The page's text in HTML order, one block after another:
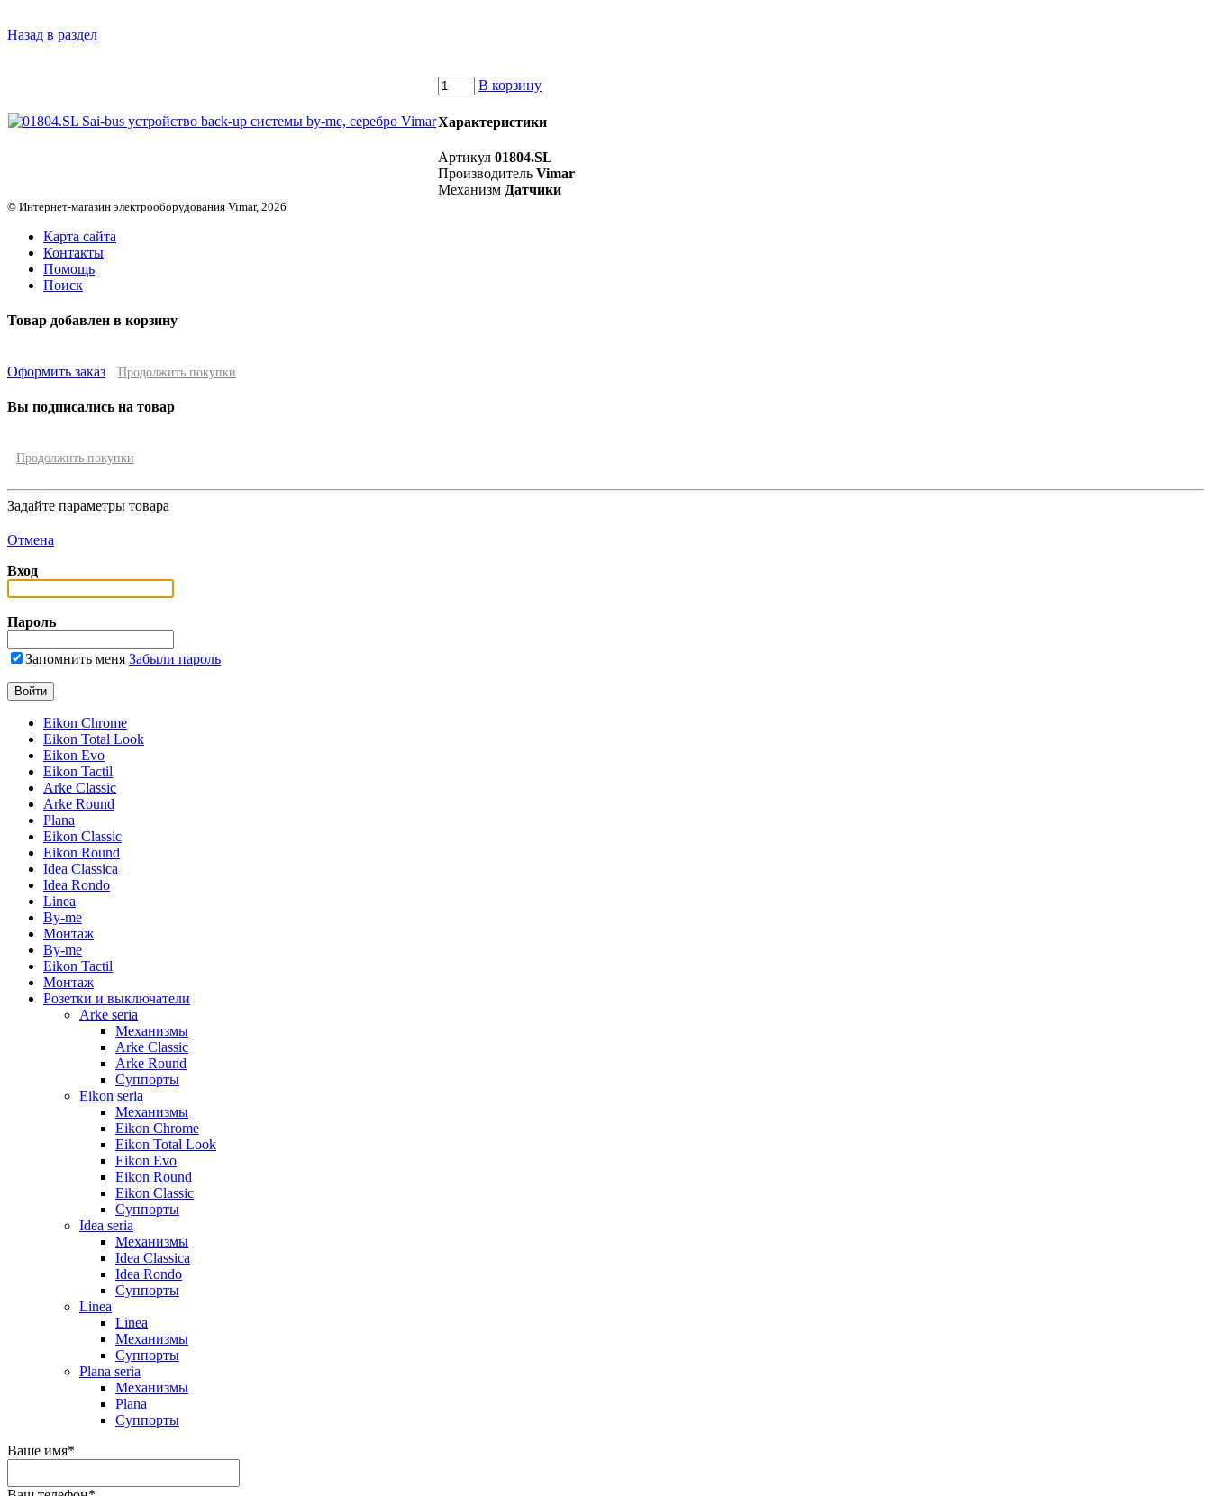
Назад в раздел
В корзину
Характеристики
Артикул 01804.SL
Производитель Vimar
Механизм Датчики
© Интернет-магазин электрооборудования Vimar, 2026
Карта сайта
Контакты
Помощь
Поиск
Товар добавлен в корзину
Оформить заказ Продолжить покупки
Вы подписались на товар
Продолжить покупки
Задайте параметры товара
Отмена
Вход
Пароль
Запомнить меня Забыли пароль
Eikon Chrome
Eikon Total Look
Eikon Evo
Eikon Tactil
Arke Classic
Arke Round
Plana
Eikon Classic
Eikon Round
Idea Classica
Idea Rondo
Linea
By-me
Монтаж
By-me
Eikon Tactil
Монтаж
Розетки и выключатели
Arke seria
Механизмы
Arke Classic
Arke Round
Суппорты
Eikon seria
Механизмы
Eikon Chrome
Eikon Total Look
Eikon Evo
Eikon Round
Eikon Classic
Суппорты
Idea seria
Механизмы
Idea Classica
Idea Rondo
Суппорты
Linea
Linea
Механизмы
Суппорты
Plana seria
Механизмы
Plana
Суппорты
Ваше имя*